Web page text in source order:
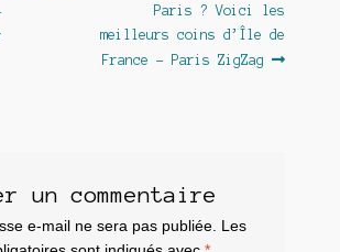
Paris ? Voici les
meilleurs coins d’Île de
France – Paris ZigZag
un commentaire
e-mail ne sera pas publiée. Les